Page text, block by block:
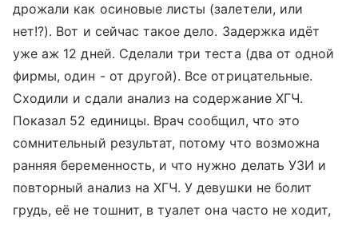
дрожали как осиновые листы (залетели, или
нет!?). Вот и сейчас такое дело. Задержка идёт
уже аж 12 дней. Сделали три теста (два от одной
фирмы, один - от другой). Все отрицательные.
Сходили и сдали анализ на содержание ХГЧ.
Показал 52 единицы. Врач сообщил, что это
сомнительный результат, потому что возможна
ранняя беременность, и что нужно делать УЗИ и
повторный анализ на ХГЧ. У девушки не болит
грудь, её не тошнит, в туалет она часто не ходит,